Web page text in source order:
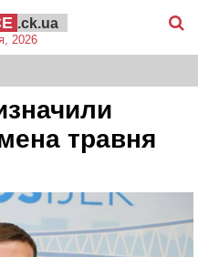
.ck.ua
2026
травня